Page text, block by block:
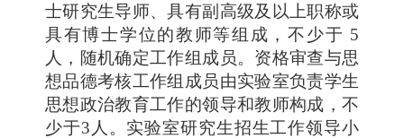
士研究生导师、具有副高级及以上职称或
具有博士学位的教师等组成，不少于 5
人，随机确定工作组成员。资格审查与思
想品德考核工作组成员由实验室负责学生
思想政治教育工作的领导和教师构成，不
少于3人。实验室研究生招生工作领导小